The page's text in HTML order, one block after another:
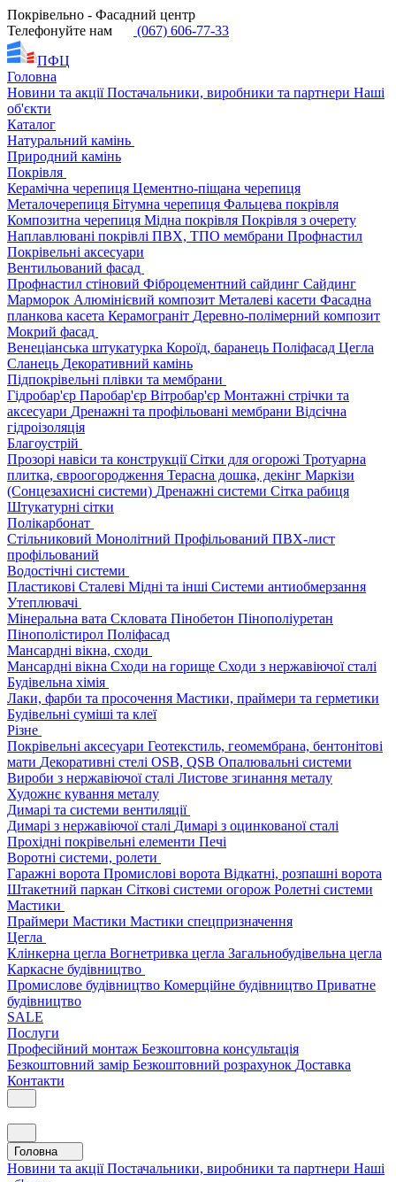
Покрівельно - Фасадний центр
Телефонуйте нам
(067) 606-77-33
ПФЦ
Головна
Новини та акціїПостачальники, виробники та партнери Наші
об'єкти
Каталог
Натуральний камінь
Природний камінь
Покрівля
Керамічна черепиця Цементно-піщана черепиця
Металочерепиця Бітумна черепиця Фальцева покрівля
Композитна черепиця Мідна покрівля Покрівля з очерету
Наплавлювані покрівлі ПВХ, ТПО мембрани Профнастил
Покрівельні аксесуари
Вентильований фасад
Профнастил стіновий Фіброцементний сайдинг Сайдинг
Марморок Алюмінієвий композит Металеві касети Фасадна
планкова касета Керамограніт Деревно-полімерний композит
Мокрий фасад
Венеціанська штукатурка Короїд, баранець Поліфасад Цегла
Сланець Декоративний камінь
Підпокрівельні плівки та мембрани
Гідробар'єр Паробар'єр Вітробар'єр Монтажні стрічки та
аксесуари Дренажні та профільовані мембрани Відсічна
гідроізоляція
Благоустрій
Прозорі навіси та конструкціїСітки для огорожі Тротуарна
плитка, євроогородження Терасна дошка, декінг Маркізи
(Сонцезахисні системи) Дренажні системи Сітка рабиця
Штукатурні сітки
Полікарбонат
Стільниковий Монолітний Профільований ПВХ-лист
профільований
Водостічні системи
Пластикові Сталеві Мідні та інші Системи антиобмерзання
Утеплювачі
Мінеральна вата Скловата Пінобетон Пінополіуретан
Пінополістирол Поліфасад
Мансардні вікна, сходи
Мансардні вікна Сходи на горище Сходи з нержавіючої сталі
Будівельна хімія
Лаки, фарби та просочення Мастики, праймери та герметики
Будівельні суміші та клеї
Різне
Покрівельні аксесуари Геотекстиль, геомембрана, бентонітові
мати Декоративні стелі OSB, QSB Опалювальні системи
Вироби з нержавіючої сталі Листове згинання металу
Художнє кування металу
Димарі та системи вентиляції
Димарі з нержавіючої сталі Димарі з оцинкованої сталі
Прохідні покрівельні елементи Печі
Воротні системи, ролети
Гаражні ворота Промислові ворота Відкатні, розпашні ворота
Штакетний паркан Сіткові системи огорож Ролетні системи
Мастики
Праймери Мастики Мастики спецпризначення
Цегла
Клінкерна цегла Вогнетривка цегла Загальнобудівельна цегла
Каркасне будівництво
Промислове будівництво Комерційне будівництво Приватне
будівництво
SALE
Послуги
Професійний монтаж Безкоштовна консультація
Безкоштовний замір Безкоштовний розрахунок Доставка
Контакти
Головна
Новини та акціїПостачальники, виробники та партнери Наші